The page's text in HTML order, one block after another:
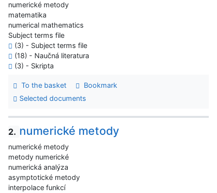
numerické metody
matematika
numerical mathematics
Subject terms file
(3) - Subject terms file
(18) - Naučná literatura
(3) - Skripta
To the basket
Bookmark
Selected documents
2. numerické metody
numerické metody
metody numerické
numerická analýza
asymptotické metody
interpolace funkcí